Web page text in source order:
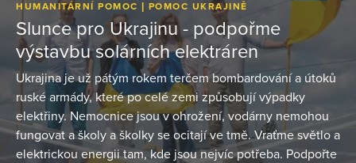
HUMANITÁRNÍ POMOC POMOC UKRAJINĚ
Slunce pro Ukrajinu - podpořme
výstavbu solárních elektráren
Ukrajina je už pátým rokem terčem bombardování a útoků
ruské armády, které po celé zemi způsobují výpadky
elektřiny. Nemocnice jsou v ohrožení, vodárny nemohou
fungovat a školy a školky se ocitají ve tmě. Vraťme světlo a
elektrickou energii tam, kde jsou nejvíc potřeba. Podpořte